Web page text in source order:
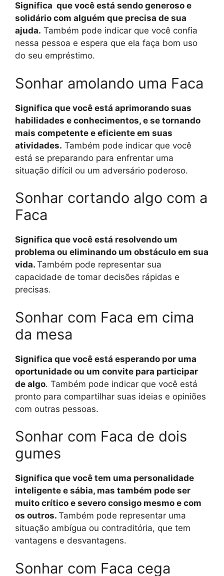
Significa que você está sendo generoso e
solidário com alguém que precisa de sua
ajuda. Também pode indicar que você confia
nessa pessoa e espera que ela faça bom uso
do seu empréstimo.
Sonhar amolando uma Faca
Significa que você está aprimorando suas
habilidades e conhecimentos, e se tornando
mais competente e eficiente em suas
atividades. Também pode indicar que você
está se preparando para enfrentar uma
situação difícil ou um adversário poderoso.
Sonhar cortando algo com a
Faca
Significa que você está resolvendo um
problema ou eliminando um obstáculo em sua
vida. Também pode representar sua
capacidade de tomar decisões rápidas e
precisas.
Sonhar com Faca em cima
da mesa
Significa que você está esperando por uma
oportunidade ou um convite para participar
de algo. Também pode indicar que você está
pronto para compartilhar suas ideias e opiniões
com outras pessoas.
Sonhar com Faca de dois
gumes
Significa que você tem uma personalidade
inteligente e sábia, mas também pode ser
muito crítico e severo consigo mesmo e com
os outros. Também pode representar uma
situação ambígua ou contraditória, que tem
vantagens e desvantagens.
Sonhar com Faca cega